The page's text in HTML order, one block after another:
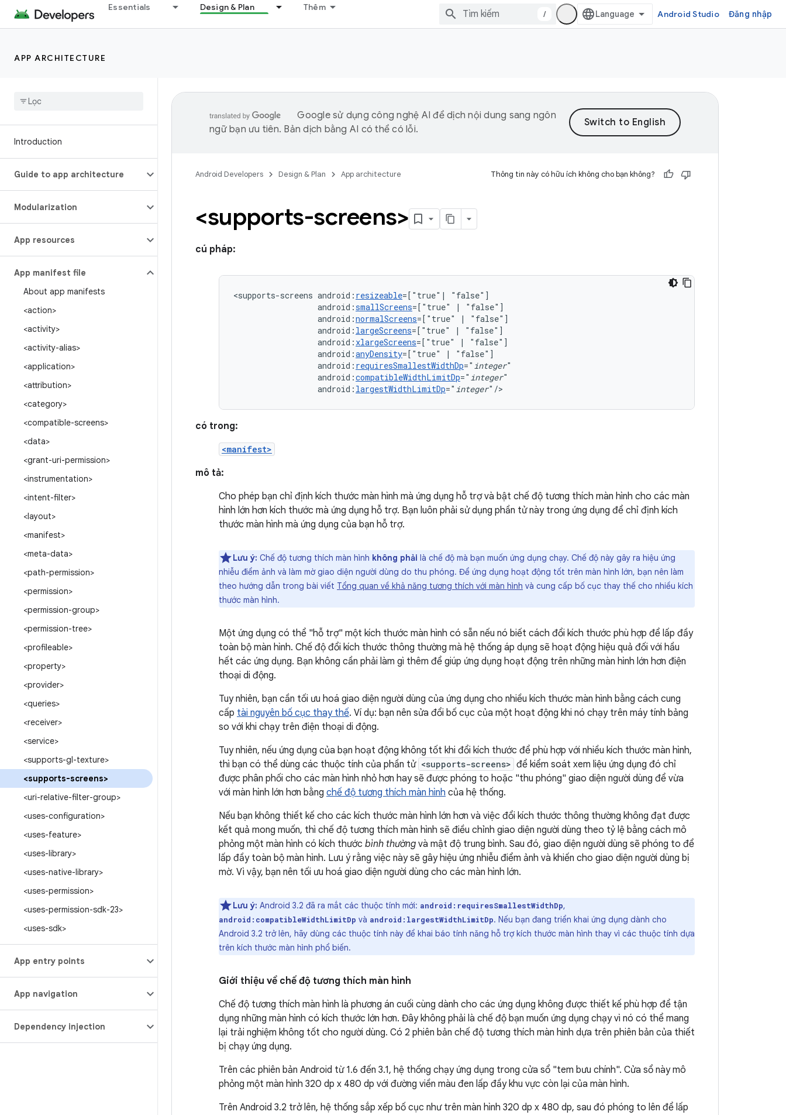
Essentials Design & Plan Thêm
/ Android Studio Đăng nhập
APP ARCHITECTURE
Introduction
Guide to app architecture
Modularization
App resources
App manifest file
About app manifests
<action>
<activity>
<activity-alias>
<application>
<attribution>
<category>
<compatible-screens>
<data>
<grant-uri-permission>
<instrumentation>
<intent-filter>
<layout>
<manifest>
<meta-data>
<path-permission>
<permission>
<permission-group>
<permission-tree>
<profileable>
<property>
<provider>
<queries>
<receiver>
<service>
<supports-gl-texture>
<supports-screens>
<uri-relative-filter-group>
<uses-configuration>
<uses-feature>
<uses-library>
<uses-native-library>
<uses-permission>
<uses-permission-sdk-23>
<uses-sdk>
App entry points
App navigation
Dependency injection
Google sử dụng công nghệ AI để dịch nội dung sang ngôn
ngữ bạn ưu tiên. Bản dịch bằng AI có thể có lỗi.
Android Developers Design & Plan App architecture Thông tin này có hữu ích không cho bạn không?
<supports-screens>
cú pháp:
<supports-screens android: resizeable=["true"|
android:smallScreens=["true" |
android:normalScreens=["true" |
android: largeScreens=["true" |
android: xlargeScreens=["true" |
android:anyDensity=["true" |
android: requiresSmallestWidthDp=" integer
android:compatibleWidthLimitDp=" integer
android: largestWidthLimitDp=" integer"/>
có trong:
<manifest>
mô tả:
Cho phép bạn chỉ định kích thước màn hình mà ứng dụng hỗ trợ và bật chế độ tương thích màn hình cho các màn
hình lớn hơn kích thước mà ứng dụng hỗ trợ. Bạn luôn phải sử dụng phần tử này trong ứng dụng để chỉ định kích
thước màn hình mà ứng dụng của bạn hỗ trợ.
Lưu ý: Chế độ tương thích màn hình không phải là chế độ mà bạn muốn ứng dụng chạy. Chế độ này gây ra hiệu ứng
nhiễu điểm ảnh và làm mờ giao diện người dùng do thu phóng. Để ứng dụng hoạt động tốt trên màn hình lớn, bạn nên làm
theo hướng dẫn trong bài viết Tổng quan về khả năng tương thích với màn hình và cung cấp bố cục thay thế cho nhiều kích
thước màn hình.
Một ứng dụng có thể "hỗ trợ" một kích thước màn hình có sẵn nếu nó biết cách đổi kích thước phù hợp để lấp đầy
toàn bộ màn hình. Chế độ đổi kích thước thông thường mà hệ thống áp dụng sẽ hoạt động hiệu quả đối với hầu
hết các ứng dụng. Bạn không cần phải làm gì thêm để giúp ứng dụng hoạt động trên những màn hình lớn hơn điện
thoại di động.
Tuy nhiên, bạn cần tối ưu hoá giao diện người dùng của ứng dụng cho nhiều kích thước màn hình bằng cách cung
cấp tài nguyên bố cục thay thế. Ví dụ: bạn nên sửa đổi bố cục của một hoạt động khi nó chạy trên máy tính bảng
so với khi chạy trên điện thoại di động.
Tuy nhiên, nếu ứng dụng của bạn hoạt động không tốt khi đổi kích thước để phù hợp với nhiều kích thước màn hình,
thì bạn có thể dùng các thuộc tính của phần tử <supports-screens> để kiểm soát xem liệu ứng dụng đó chỉ
được phân phối cho các màn hình nhỏ hơn hay sẽ được phóng to hoặc "thu phóng" giao diện người dùng để vừa
với màn hình lớn hơn bằng chế độ tương thích màn hình của hệ thống.
Nếu bạn không thiết kế cho các kích thước màn hình lớn hơn và việc đổi kích thước thông thường không đạt được
kết quả mong muốn, thì chế độ tương thích màn hình sẽ điều chỉnh giao diện người dùng theo tỷ lệ bằng cách mô
phỏng một màn hình có kích thước bình thường và mật độ trung bình. Sau đó, giao diện người dùng sẽ phóng to để
lấp đầy toàn bộ màn hình. Lưu ý rằng việc này sẽ gây hiệu ứng nhiễu điểm ảnh và khiến cho giao diện người dùng bị
mờ. Vì vậy, bạn nên tối ưu hoá giao diện người dùng cho các màn hình lớn.
Lưu ý: Android 3.2 đã ra mắt các thuộc tính mới: android:requiresSmallestWidthDp,
android:compatibleWidthLimitDp và android:largestWidthLimitDp. Nếu bạn đang triển khai ứng dụng dành cho
Android 3.2 trở lên, hãy dùng các thuộc tính này để khai báo tính năng hỗ trợ kích thước màn hình thay vì các thuộc tính dựa
trên kích thước màn hình phổ biến.
Giới thiệu về chế độ tương thích màn hình
Chế độ tương thích màn hình là phương án cuối cùng dành cho các ứng dụng không được thiết kế phù hợp để tận
dụng những màn hình có kích thước lớn hơn. Đây không phải là chế độ bạn muốn ứng dụng chạy vì nó có thể mang
lại trải nghiệm không tốt cho người dùng. Có 2 phiên bản chế độ tương thích màn hình dựa trên phiên bản của thiết
bị chạy ứng dụng.
Trên các phiên bản Android từ 1.6 đến 3.1, hệ thống chạy ứng dụng trong cửa sổ "tem bưu chính". Cửa sổ này mô
phỏng một màn hình 320 dp x 480 dp với đường viền màu đen lấp đầy khu vực còn lại của màn hình.
Trên Android 3.2 trở lên, hệ thống sắp xếp bố cục như trên màn hình 320 dp x 480 dp, sau đó phóng to lên để lấp